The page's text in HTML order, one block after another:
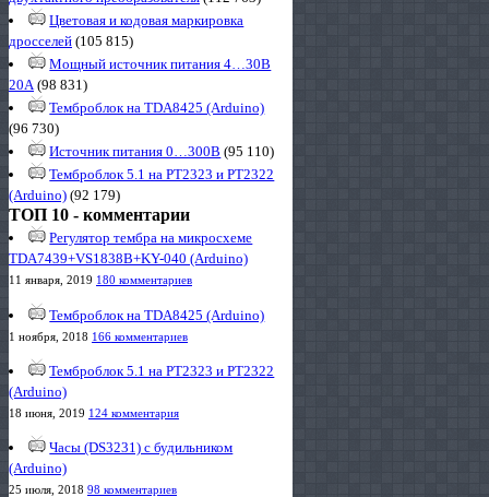
Цветовая и кодовая маркировка
дросселей (105 815)
Мощный источник питания 4…30В
20А(98 831)
Темброблок на TDA8425 (Arduino)
(96 730)
Источник питания 0…300В (95 110)
Темброблок 5.1 на PT2323 и PT2322
(Arduino) (92 179)
ТОП 10 - комментарии
Регулятор тембра на микросхеме
TDA7439+VS1838B+KY-040 (Arduino)
11 января, 2019 180 комментариев
Темброблок на TDA8425 (Arduino)
1 ноября, 2018 166 комментариев
Темброблок 5.1 на PT2323 и PT2322
(Arduino)
18 июня, 2019 124 комментария
Часы (DS3231) с будильником
(Arduino)
25 июля, 2018 98 комментариев